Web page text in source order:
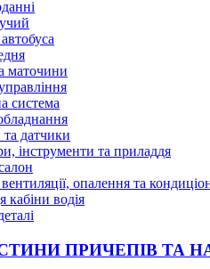
маточини
система
датчики
інструменти та приладдя
опалення та
кабіни водія
ПРИЧЕПІВ ТА